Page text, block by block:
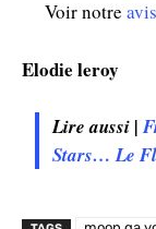
Voir notre
Elodie leroy
Lire aussi |
Stars… Le